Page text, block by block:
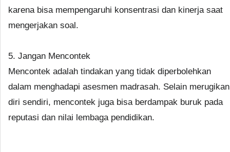
karena bisa mempengaruhi konsentrasi dan kinerja saat
mengerjakan soal.
5. Jangan Mencontek
Mencontek adalah tindakan yang tidak diperbolehkan
dalam menghadapi asesmen madrasah. Selain merugikan
diri sendiri, mencontek juga bisa berdampak buruk pada
reputasi dan nilai lembaga pendidikan.